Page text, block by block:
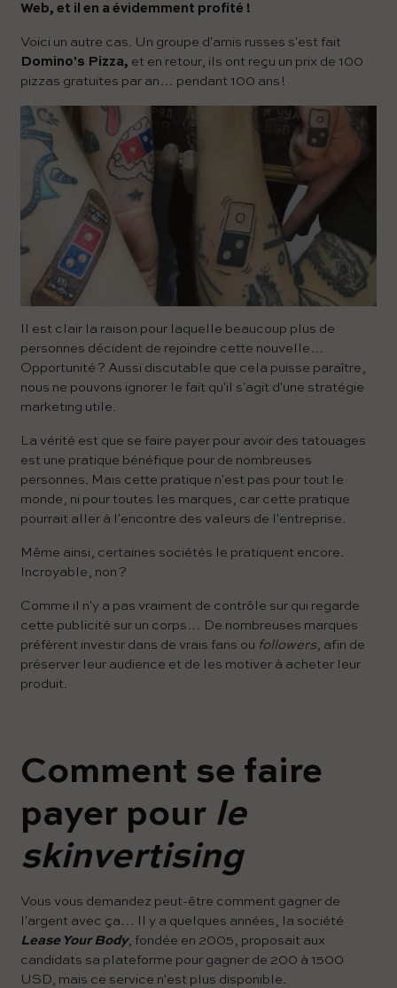
Web, et il en a évidemment profité !
Voici un autre cas. Un groupe d'amis russes s'est fait
Domino's Pizza, et en retour, ils ont reçu un prix de 100
pizzas gratuites par an… pendant 100 ans !
Il est clair la raison pour laquelle beaucoup plus de
personnes décident de rejoindre cette nouvelle…
Opportunité ? Aussi discutable que cela puisse paraître,
nous ne pouvons ignorer le fait qu'il s'agit d'une stratégie
marketing utile.
La vérité est que se faire payer pour avoir des tatouages ​​
est une pratique bénéfique pour de nombreuses
personnes. Mais cette pratique n'est pas pour tout le
monde, ni pour toutes les marques, car cette pratique
pourrait aller à l'encontre des valeurs de l'entreprise.
Même ainsi, certaines sociétés le pratiquent encore.
Incroyable, non ?
Comme il n'y a pas vraiment de contrôle sur qui regarde
cette publicité sur un corps… De nombreuses marques
préfèrent investir dans de vrais fans ou followers, afin de
préserver leur audience et de les motiver à acheter leur
produit.
Comment se faire
payer pour le
skinvertising
Vous vous demandez peut-être comment gagner de
l'argent avec ça… Il y a quelques années, la société
Lease Your Body, fondée en 2005, proposait aux
candidats sa plateforme pour gagner de 200 à 1500
USD, mais ce service n'est plus disponible.